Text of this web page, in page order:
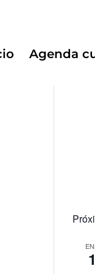
Agenda
1